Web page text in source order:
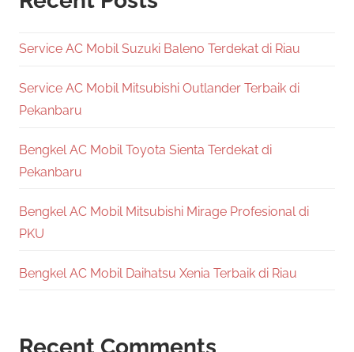
Service AC Mobil Suzuki Baleno Terdekat di Riau
Service AC Mobil Mitsubishi Outlander Terbaik di
Pekanbaru
Bengkel AC Mobil Toyota Sienta Terdekat di
Pekanbaru
Bengkel AC Mobil Mitsubishi Mirage Profesional di
PKU
Bengkel AC Mobil Daihatsu Xenia Terbaik di Riau